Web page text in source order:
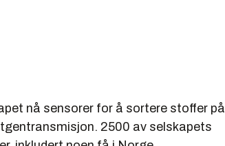
nå sensorer for å sortere stoffer på
2500 av selskapets